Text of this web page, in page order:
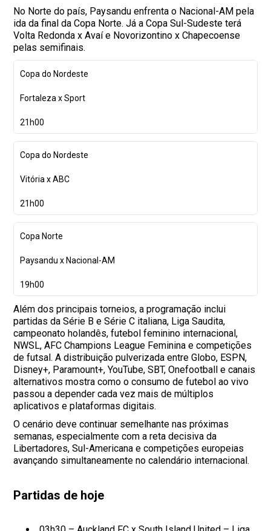
No Norte do país, Paysandu enfrenta o Nacional-AM pela
ida da final da Copa Norte. Já a Copa Sul-Sudeste terá
Volta Redonda x Avaí e Novorizontino x Chapecoense
pelas semifinais.
Copa do Nordeste
Fortaleza x Sport
21h00
Copa do Nordeste
Vitória x ABC
21h00
Copa Norte
Paysandu x Nacional-AM
19h00
Além dos principais torneios, a programação inclui
partidas da Série B e Série C italiana, Liga Saudita,
campeonato holandês, futebol feminino internacional,
NWSL, AFC Champions League Feminina e competições
de futsal. A distribuição pulverizada entre Globo, ESPN,
Disney+, Paramount+, YouTube, SBT, Onefootball e canais
alternativos mostra como o consumo de futebol ao vivo
passou a depender cada vez mais de múltiplos
aplicativos e plataformas digitais.
O cenário deve continuar semelhante nas próximas
semanas, especialmente com a reta decisiva da
Libertadores, Sul-Americana e competições europeias
avançando simultaneamente no calendário internacional.
Partidas de hoje